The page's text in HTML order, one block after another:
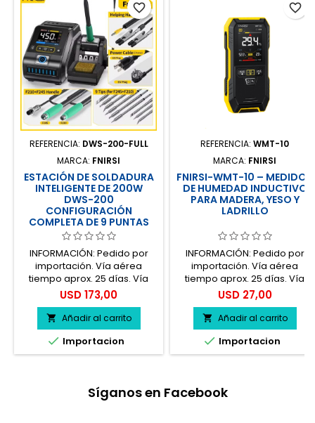
REFERENCIA: DWS-200-FULL
MARCA: FNIRSI
ESTACIÓN DE SOLDADURA
INTELIGENTE DE 200W
DWS-200
CONFIGURACIÓN
COMPLETA DE 9 PUNTAS
INFORMACIÓN: Pedido por
importación. Vía aérea
tiempo aprox. 25 días. Vía
marítima tiempo aprox. 60 a
90 días. A mayor cantidad
descuento 5% - 10%
Contamos con facilidad de
pagos en cuotas. Precios
antes del impuesto. 100%
Precio
USD 173,00
 Añadir al carrito
 Importacion
favorite_border
REFERENCIA: WMT-10
MARCA: FNIRSI
FNIRSI-WMT-10 – MEDIDOR
DE HUMEDAD INDUCTIVO
PARA MADERA, YESO Y
LADRILLO
INFORMACIÓN: Pedido por
importación. Vía aérea
tiempo aprox. 25 días. Vía
marítima tiempo aprox. 60 a
90 días. A mayor cantidad
descuento 5% - 10%
Contamos con facilidad de
pagos en cuotas. Precios
antes del impuesto. 100%
Precio
USD 27,00
 Añadir al carrito
 Importacion
favorite_border
Síganos en Facebook